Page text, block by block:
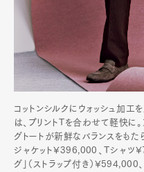
コットンシルクにウォッシュ加工
は、プリントTを合わせて軽快に
グトートが新鮮なバランスをもた
ジャケット¥396,000、Tシャツ
グ」（ストラップ付き）